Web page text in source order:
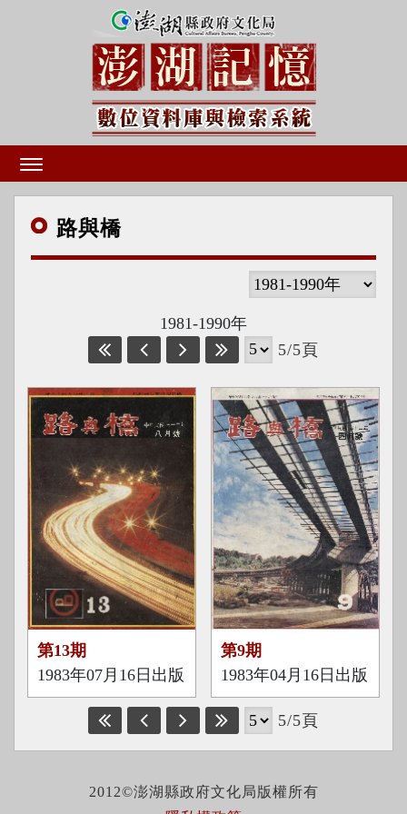
路與橋
1981-1990年
5/5頁
第13期
1983年07月16日出版
第9期
1983年04月16日出版
5/5頁
2012©澎湖縣政府文化局版權所有